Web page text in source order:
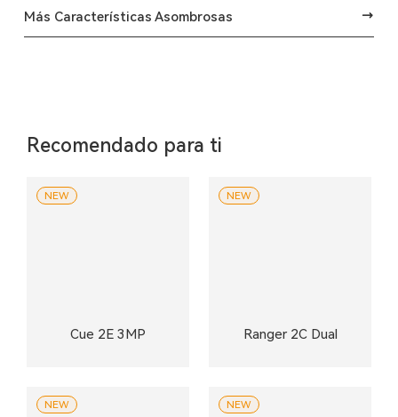
Más Características Asombrosas
Recomendado para ti
Cue 2E 3MP
NEW
Ranger 2C Dual
NEW
NEW NEW